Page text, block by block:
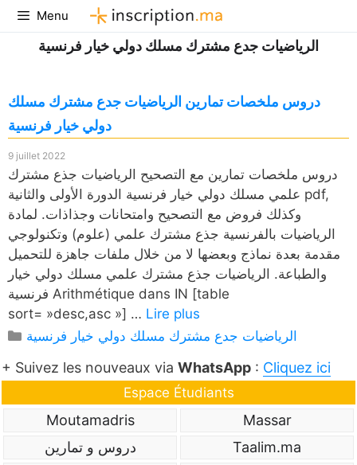
Aller
au
contenu
Menu
الرياضيات جدع مشترك مسلك دولي خيار فرنسية
دروس ملخصات تمارين الرياضيات جدع مشترك مسلك
دولي خيار فرنسية
9 juillet 2022
دروس ملخصات تمارين مع التصحيح الرياضيات جذع مشترك
علمي مسلك دولي خيار فرنسية الدورة الأولى والثانية pdf,
وكذلك فروض مع التصحيح وامتحانات وجذاذات. لمادة
الرياضيات بالفرنسية جذع مشترك علمي (علوم) وتكنولوجي
مقدمة بعدة نماذج وبعضها لا من خلال ملفات جاهزة للتحميل
والطباعة. الرياضيات جذع مشترك علمي مسلك دولي خيار
فرنسية Arithmétique dans IN [table
sort= »desc,asc »] … Lire plus
Catégories
الرياضيات جدع مشترك مسلك دولي خيار فرنسية
+ Suivez les nouveaux via WhatsApp : Cliquez ici
Espace Étudiants
Massar
Moutamadris
Taalim.ma
دروس و تمارين